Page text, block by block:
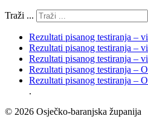
Traži ...
Rezultati pisanog testiranja –
Rezultati pisanog testiranja –
Rezultati pisanog testiranja –
Rezultati pisanog testiranja –
Rezultati pisanog testiranja –
.
© 2026 Osječko-baranjska županija